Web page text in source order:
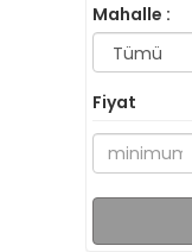
Mahalle :
Fiyat